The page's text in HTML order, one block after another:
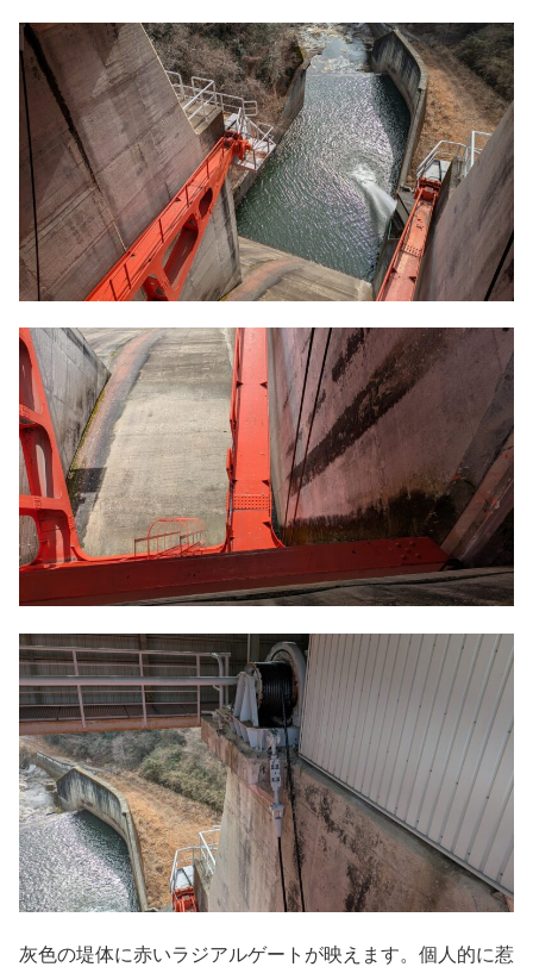
灰色の堤体に赤いラジアルゲートが映えます。個人的に惹